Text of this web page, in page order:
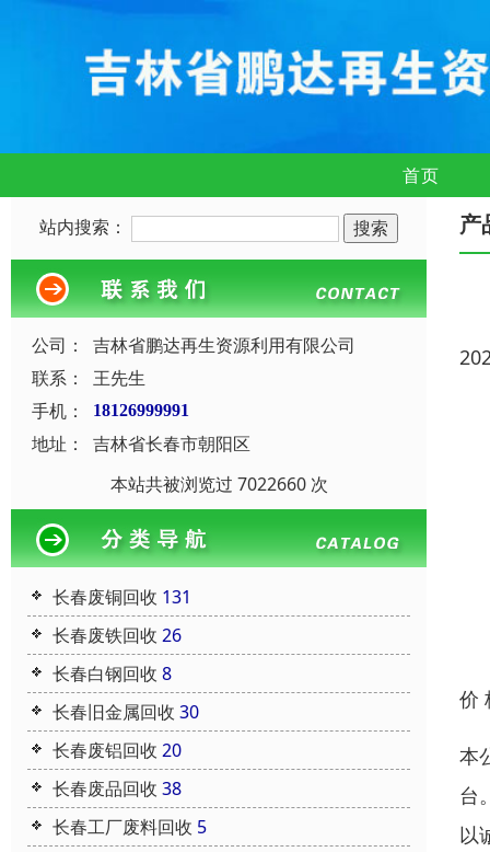
首页
站内搜索：
公司：
吉林省鹏达再生资源利用有限公司
联系：
王先生
手机：
18126999991
地址：
吉林省长春市朝阳区
本站共被浏览过 7022660 次
长春废铜回收 131
长春废铁回收 26
长春白钢回收 8
长春旧金属回收 30
长春废铝回收 20
长春废品回收 38
长春工厂废料回收 5
产
价
本
台
以